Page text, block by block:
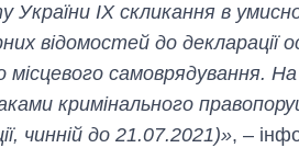
IХ скликання в
відомостей до декларації
місцевого самоврядування.
кримінального
чинній до 21.07.2021)», –